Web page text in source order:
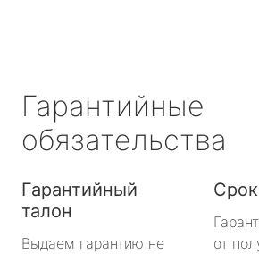
Гарантийные
обязательства
Гарантийный
талон
Выдаем гарантию не
от